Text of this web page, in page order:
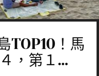
TOP10！馬
，第１...